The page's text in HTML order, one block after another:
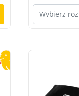
Wybierz